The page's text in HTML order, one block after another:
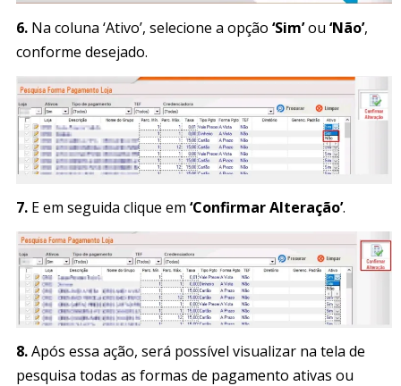
6. Na coluna ‘Ativo’, selecione a opção ‘Sim’ou ‘Não’,
conforme desejado.
7. E em seguida clique em ‘Confirmar Alteração’.
8.Após essa ação, será possível visualizar na tela de
pesquisa todas as formas de pagamento ativas ou